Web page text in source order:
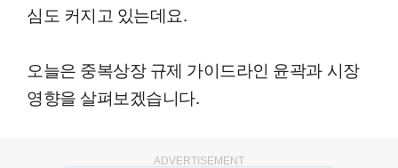
심도 커지고 있는데요.
오늘은 중복상장 규제 가이드라인 윤곽과 시장
영향을 살펴보겠습니다.
ADVERTISEMENT